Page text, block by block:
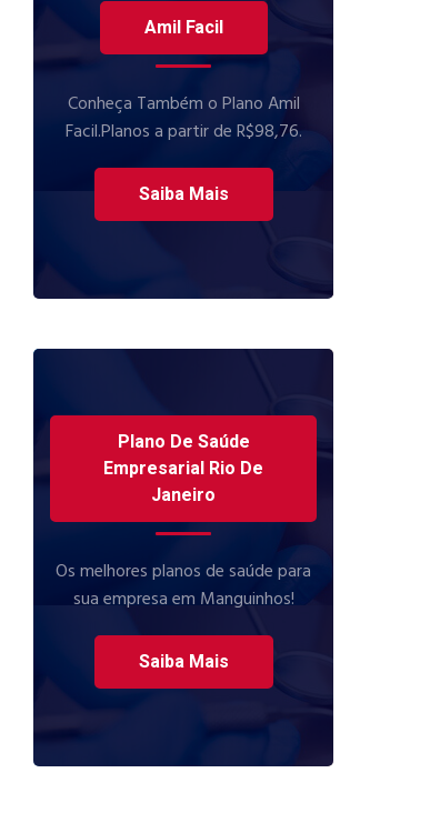
Amil Facil
Conheça Também o Plano Amil
Facil.Planos a partir de R$98,76.
Saiba Mais
Plano De Saúde
Empresarial Rio De
Janeiro
Os melhores planos de saúde para
sua empresa em Manguinhos!
Saiba Mais